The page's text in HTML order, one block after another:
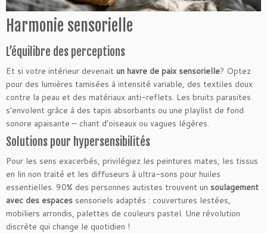
Harmonie sensorielle
L’équilibre des perceptions
Et si votre intérieur devenait un havre de paix sensorielle? Optez
pour des lumières tamisées à intensité variable, des textiles doux
contre la peau et des matériaux anti-reflets. Les bruits parasites
s’envolent grâce à des tapis absorbants ou une playlist de fond
sonore apaisante – chant d’oiseaux ou vagues légères.
Solutions pour hypersensibilités
Pour les sens exacerbés, privilégiez les peintures mates, les tissus
en lin non traité et les diffuseurs à ultra-sons pour huiles
essentielles. 90% des personnes autistes trouvent un soulagement
avec des espaces sensoriels adaptés : couvertures lestées,
mobiliers arrondis, palettes de couleurs pastel. Une révolution
discrète qui change le quotidien !